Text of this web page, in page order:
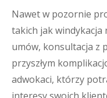
Nawet w pozornie
takich jak windykacja
umów, konsultacja z
przyszłym
adwokaci, którzy